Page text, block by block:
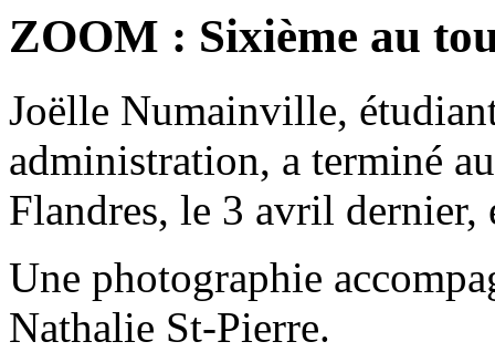
ZOOM : Sixième au
Joëlle Numainville,
administration, a terminé
Flandres, le 3 avril
Une photographie
Nathalie St-Pierre.